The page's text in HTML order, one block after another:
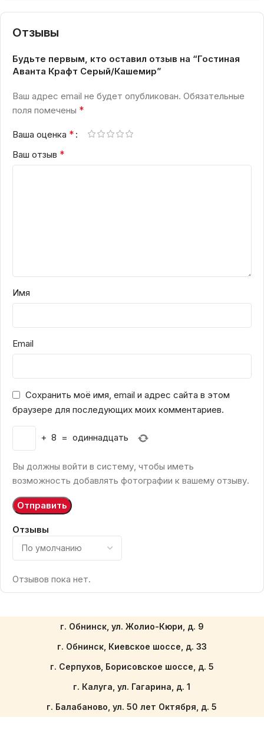
Отзывы
Отзывы
Отзывов пока нет.
Будьте первым, кто оставил отзыв на “Гостиная
Аванта Крафт Серый/Кашемир”
Ваш адрес email не будет опубликован. Обязательные
поля помечены *
Ваша оценка *
Ваш отзыв *
Имя
Email
Сохранить моё имя, email и адрес сайта в этом
браузере для последующих моих комментариев.
+ 8 = одиннадцать
Вы должны войти в систему, чтобы иметь
возможность добавлять фотографии к вашему отзыву.
г. Обнинск, ул. Жолио-Кюри, д. 9
г. Обнинск, Киевское шоссе, д. 33
г. Серпухов, Борисовское шоссе, д. 5
г. Калуга, ул. Гагарина, д. 1
г. Балабаново, ул. 50 лет Октября, д. 5